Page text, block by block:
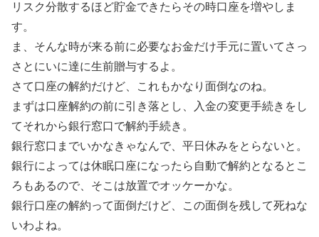
リスク分散するほど貯金できたらその時口座を増やしま
す。
ま、そんな時が来る前に必要なお金だけ手元に置いてさっ
さとにいに達に生前贈与するよ。
さて口座の解約だけど、これもかなり面倒なのね。
まずは口座解約の前に引き落とし、入金の変更手続きをし
てそれから銀行窓口で解約手続き。
銀行窓口までいかなきゃなんで、平日休みをとらないと。
銀行によっては休眠口座になったら自動で解約となるとこ
ろもあるので、そこは放置でオッケーかな。
銀行口座の解約って面倒だけど、この面倒を残して死ねな
いわよね。